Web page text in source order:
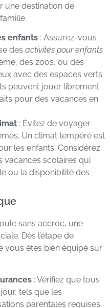
une destination de
enfants : Assurez-vous
des activités pour enfants
des zoos, ou des
avec des espaces verts
peuvent jouer librement
pour des vacances en
: Évitez de voyager
Un climat tempéré est
les enfants. Considérez
vacances scolaires qui
ou la disponibilité des
sans accroc, une
Dès l’étape de
vous êtes bien équipé sur
: Vérifiez que tous
tels que les
parentales requises